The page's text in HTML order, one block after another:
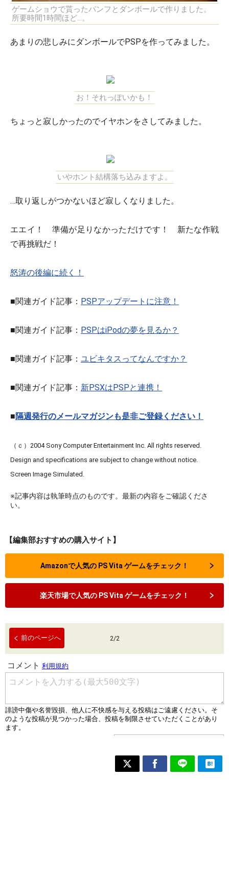
ゲームショウで貰ったパンフとダンボールで作りました。
所要時間1時間ほど…。
あまりの悲しみにダンボールでPSPを作ってみました。
お！それっぽいかも！
ちょっと寂しかったのでイヤホンをさしてみました。
いやホント結構落ち込みますよ。
…取り返しがつかないほど寂しくなりました。
エエイ！ 準備が足りなかっただけです！ 新たな作戦
で再挑戦だ！
怒涛の後編に続く！
■関連ガイド記事： PSPアップデートに注意！
■関連ガイド記事： PSPはiPodの夢を見るか？
■関連ガイド記事： ユビキタスってなんですか？
■関連ガイド記事： 新PSXはPSPと連携！
■隔週発行のメールマガジンも是非ご登録ください！
（ｃ）2004 Sony Computer Entertainment Inc. All rights reserved.
Design and specifications are subject to change without notice.
Screen Image Simulated.
※記事内容は執筆時点のものです。最新の内容をご確認くださ
い。
【編集部おすすめの購入サイト】
Amazonで人気の PS Vita ゲームをチェック！
楽天市場で人気の PS Vita ゲームをチェック！
前のページへ 2/2